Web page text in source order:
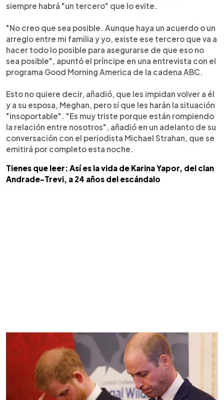
siempre habrá "un tercero" que lo evite.
"No creo que sea posible. Aunque haya un acuerdo o un
arreglo entre mi familia y yo, existe ese tercero que va a
hacer todo lo posible para asegurarse de que eso no
sea posible", apuntó el príncipe en una entrevista con el
programa Good Morning America de la cadena ABC.
Esto no quiere decir, añadió, que les impidan volver a él
y a su esposa, Meghan, pero sí que les harán la situación
"insoportable". "Es muy triste porque están rompiendo
la relación entre nosotros", añadió en un adelanto de su
conversación con el periodista Michael Strahan, que se
emitirá por completo esta noche.
Tienes que leer: Así es la vida de Karina Yapor, del clan
Andrade-Trevi, a 24 años del escándalo